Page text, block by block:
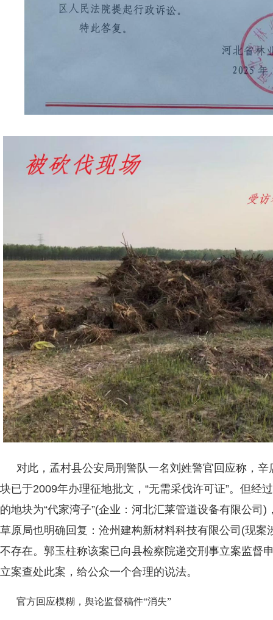
对此，孟村县公安局刑警队一名刘姓警官回应称，
块已于2009年办理征地批文，“无需采伐许可证”。但经
的地块为“代家湾子”(企业：河北汇莱管道设备有限公司
草原局也明确回复：沧州建构新材料科技有限公司(现案
不存在。郭玉柱称该案已向县检察院递交刑事立案监督
立案查处此案，给公众一个合理的说法。
官方回应模糊，舆论监督稿件“消失”